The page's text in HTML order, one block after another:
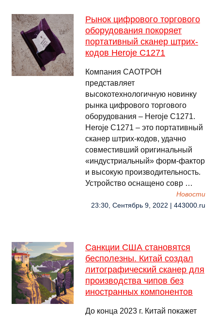
Рынок цифрового торгового
оборудования покоряет
портативный сканер штрих-
кодов Heroje C1271
Компания САОТРОН
представляет
высокотехнологичную новинку
рынка цифрового торгового
оборудования – Heroje C1271.
Heroje C1271 – это портативный
сканер штрих-кодов, удачно
совместивший оригинальный
«индустриальный» форм-фактор
и высокую производительность.
Устройство оснащено совр …
Новости
23:30, Сентябрь 9, 2022 | 443000.ru
Санкции США становятся
бесполезны. Китай создал
литографический сканер для
производства чипов без
иностранных компонентов
До конца 2023 г. Китай покажет